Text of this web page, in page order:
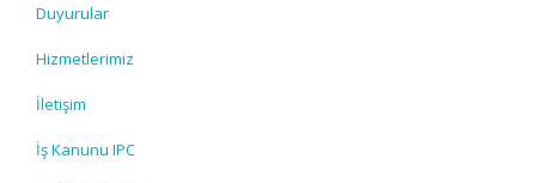
Duyurular
Hizmetlerimiz
İletişim
İş Kanunu IPC